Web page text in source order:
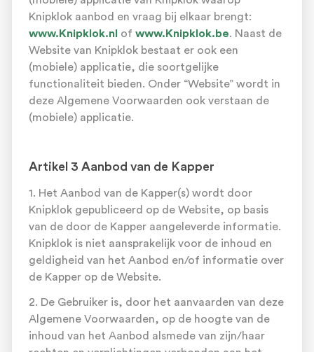
Knipklok aanbod en vraag bij elkaar brengt:
www.Knipklok.nl of www.Knipklok.be. Naast de
Website van Knipklok bestaat er ook een
(mobiele) applicatie, die soortgelijke
functionaliteit bieden. Onder “Website” wordt in
deze Algemene Voorwaarden ook verstaan de
(mobiele) applicatie.
Artikel 3 Aanbod van de Kapper
1. Het Aanbod van de Kapper(s) wordt door
Knipklok gepubliceerd op de Website, op basis
van de door de Kapper aangeleverde informatie.
Knipklok is niet aansprakelijk voor de inhoud en
geldigheid van het Aanbod en/of informatie over
de Kapper op de Website.
2. De Gebruiker is, door het aanvaarden van deze
Algemene Voorwaarden, op de hoogte van de
inhoud van het Aanbod alsmede van zijn/haar